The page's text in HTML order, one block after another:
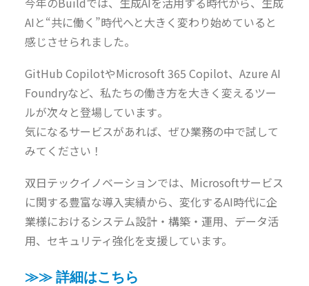
AIと“共に働く”時代へと大きく変わり始めていると
感じさせられました。
GitHub CopilotやMicrosoft 365 Copilot、Azure AI
Foundryなど、私たちの働き方を大きく変えるツー
ルが次々と登場しています。
気になるサービスがあれば、ぜひ業務の中で試して
みてください！
双日テックイノベーションでは、 Microsoftサービス
に関する豊富な導入実績から、変化するAI時代に企
業様におけるシステム設計・構築・運用、データ活
用、セキュリティ強化を支援しています。
≫≫ 詳細はこちら